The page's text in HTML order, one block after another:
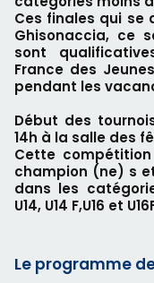
Ces finales qui se
Ghisonaccia, ce
sont
France des
pendant les
Début des
14h à la salle des
Cette
champion (ne) s
dans les
U14, U14 F,U16 et
Le programme